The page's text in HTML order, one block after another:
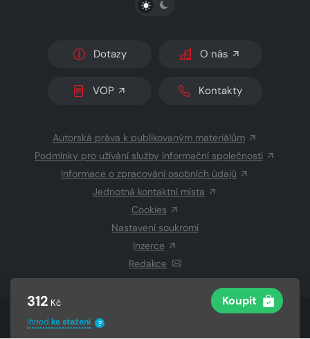
312 Kč Koupit
Ihned ke stažení ?
Dotazy O nás
VOP Kontakty
Autorská práva k publikovaným materiálům
Podmínky pro užívání služby informační společnosti
Informace o zpracování osobních údajů
Jednotná kontaktní místa
Cookies
Nastavení soukromí
Inzerce
Redakce
© 2026 Copyright CZECH NEWS CENTER a.s.a dodavatelé